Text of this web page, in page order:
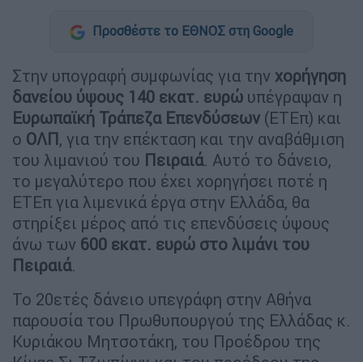
Προσθέστε το ΕΘΝΟΣ στη Google
Στην υπογραφή συμφωνίας για την χορήγηση
δανείου ύψους 140 εκατ. ευρώ υπέγραψαν η
Ευρωπαϊκή Τράπεζα Επενδύσεων (ΕΤΕπ) και
ο ΟΛΠ, για την επέκταση και την αναβάθμιση
του λιμανιού του Πειραιά. Αυτό το δάνειο,
το μεγαλύτερο που έχει χορηγήσει ποτέ η
ΕΤΕπ για λιμενικά έργα στην Ελλάδα, θα
στηρίξει μέρος από τις επενδύσεις ύψους
άνω των 600 εκατ. ευρώ στο λιμάνι του
Πειραιά.
Το 20ετές δάνειο υπεγράφη στην Αθήνα
παρουσία του Πρωθυπουργού της Ελλάδας κ.
Κυριάκου Μητσοτάκη, του Προέδρου της